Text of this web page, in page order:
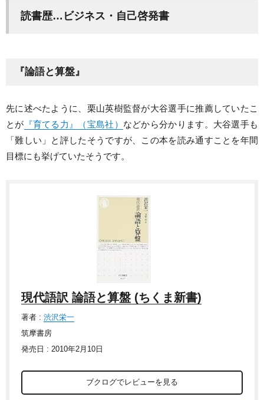
読書歴…ビジネス・自己啓発書
『論語と算盤』
先に述べたように、栗山英樹監督が大谷選手に推薦していたこ
とが 『育てる力』（宝島社） などから分かります。大谷選手も
「難しい」と評したそうですが、この本を読み通すことを年間
目標にも挙げていたそうです。
現代語訳 論語と算盤 (ちくま新書)
著者 : 渋沢栄一
筑摩書房
発売日 : 2010年2月10日
ブクログでレビューを見る